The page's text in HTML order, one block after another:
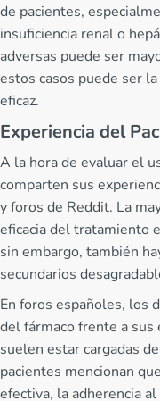
de pacientes,
insuficiencia renal o
adversas puede ser
estos casos puede ser
eficaz.
Experiencia del
A la hora de evaluar el
comparten sus
y foros de Reddit. La
eficacia del tratamiento
sin embargo, también
secundarios
En foros españoles, los
del fármaco frente a sus
suelen estar cargadas
pacientes mencionan
efectiva, la adherencia